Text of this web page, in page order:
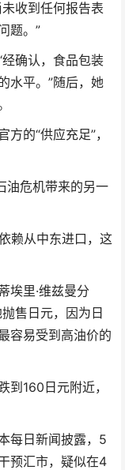
收到任何报告表
题。”
确认，食品包装
水平。”随后，她
的“供应充足”，
危机带来的另一
从中东进口，这
里·维兹曼分
售日元，因为日
容易受到高油价的
160日元附近，
日新闻披露，5
预汇市，疑似在4